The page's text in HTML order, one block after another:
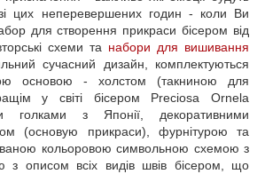
цих неперевершених годин - коли Ви
для створення прикраси бісером від
схеми та набори для вишивання
сучасний дизайн, комплектуються
основою - холстом (такниною для
у світі бісером Preciosa Ornela
голками з Японії, декоративними
(основую прикраси), фурнітурою та
кольоровою символьною схемою з
з описом всіх видів швів бісером, що